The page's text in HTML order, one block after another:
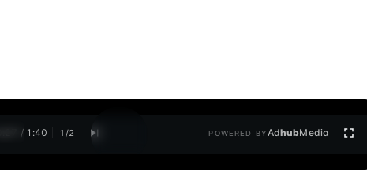
0:28 / 1:40 1 /2 POWERED BYAdhubMedia